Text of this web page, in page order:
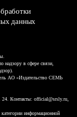
данных
надзору в сфере связи,
АО «Издательство СЕМЬ
Контакты: official@srsly.ru,
информационной